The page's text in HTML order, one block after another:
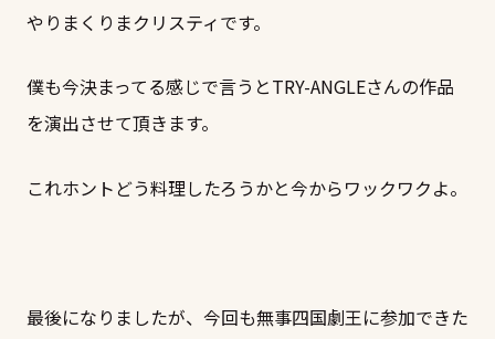
やりまくりまクリスティです。
僕も今決まってる感じで言うとTRY-ANGLEさんの作品
を演出させて頂きます。
これホントどう料理したろうかと今からワックワクよ。
最後になりましたが、今回も無事四国劇王に参加できた